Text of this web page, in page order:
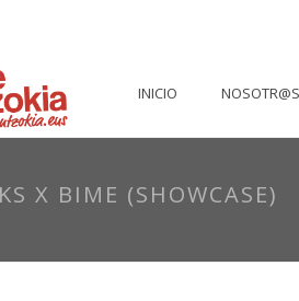
INICIO NOSOTR@S
X BIME (SHOWCASE)